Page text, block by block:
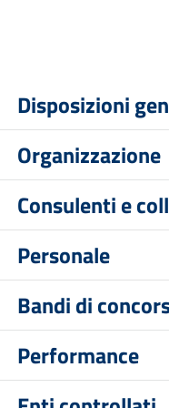
Disposizioni
Organizzazione
Consulenti e
Personale
Bandi di
Performance